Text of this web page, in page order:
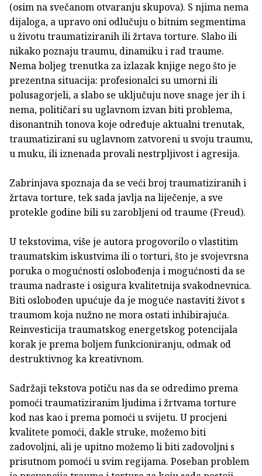
(osim na svečanom otvaranju skupova). S njima nema
dijaloga, a upravo oni odlučuju o bitnim segmentima
u životu traumatiziranih ili žrtava torture. Slabo ili
nikako poznaju traumu, dinamiku i rad traume.
Nema boljeg trenutka za izlazak knjige nego što je
prezentna situacija: profesionalci su umorni ili
polusagorjeli, a slabo se uključuju nove snage jer ih i
nema, političari su uglavnom izvan biti problema,
disonantnih tonova koje određuje aktualni trenutak,
traumatizirani su uglavnom zatvoreni u svoju traumu,
u muku, ili iznenada provali nestrpljivost i agresija.
Zabrinjava spoznaja da se veći broj traumatiziranih i
žrtava torture, tek sada javlja na liječenje, a sve
protekle godine bili su zarobljeni od traume (Freud).
U tekstovima, više je autora progovorilo o vlastitim
traumatskim iskustvima ili o torturi, što je svojevrsna
poruka o mogućnosti oslobođenja i mogućnosti da se
trauma nadraste i osigura kvalitetnija svakodnevnica.
Biti oslobođen upućuje da je moguće nastaviti život s
traumom koja nužno ne mora ostati inhibirajuća.
Reinvesticija traumatskog energetskog potencijala
korak je prema boljem funkcioniranju, odmak od
destruktivnog ka kreativnom.
Sadržaji tekstova potiču nas da se odredimo prema
pomoći traumatiziranim ljudima i žrtvama torture
kod nas kao i prema pomoći u svijetu. U procjeni
kvalitete pomoći, dakle struke, možemo biti
zadovoljni, ali je upitno možemo li biti zadovoljni s
prisutnom pomoći u svim regijama. Poseban problem